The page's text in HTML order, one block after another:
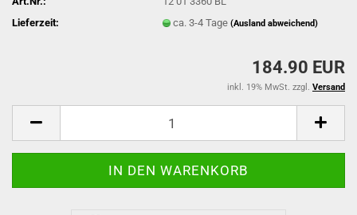
Lieferzeit:
ca. 3-4 Tage(Ausland abweichend)
184.90 EUR
inkl. 19% MwSt. zzgl. Versand